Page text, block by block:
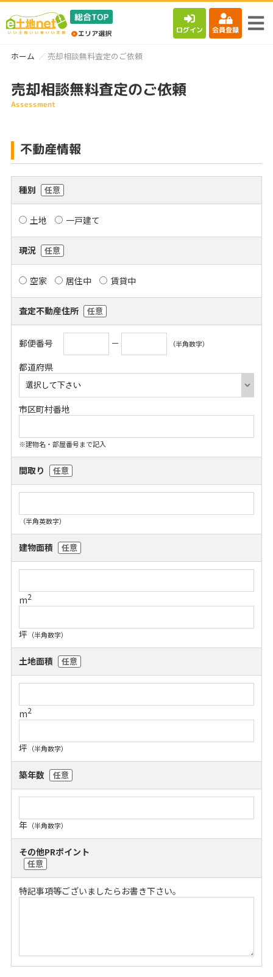
ログイン 会員登録
ホーム 売却相談無料査定のご依頼
売却相談無料査定のご依頼
Assessment
不動産情報
種別 任意
土地 一戸建て
現況 任意
空家 居住中 賃貸中
査定不動産住所 任意
郵便番号 － （半角数字）
都道府県
市区町村番地
※建物名・部屋番号まで記入
間取り 任意
（半角英数字）
建物面積 任意
m2
坪 （半角数字）
土地面積 任意
m2
坪 （半角数字）
築年数 任意
年（半角数字）
その他PRポイント
任意
特記事項等ございましたらお書き下さい。